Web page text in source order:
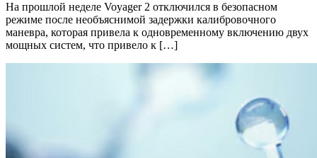
На прошлой неделе Voyager 2 отключился в безопасном
режиме после необъяснимой задержки калибровочного
маневра, которая привела к одновременному включению двух
мощных систем, что привело к […]